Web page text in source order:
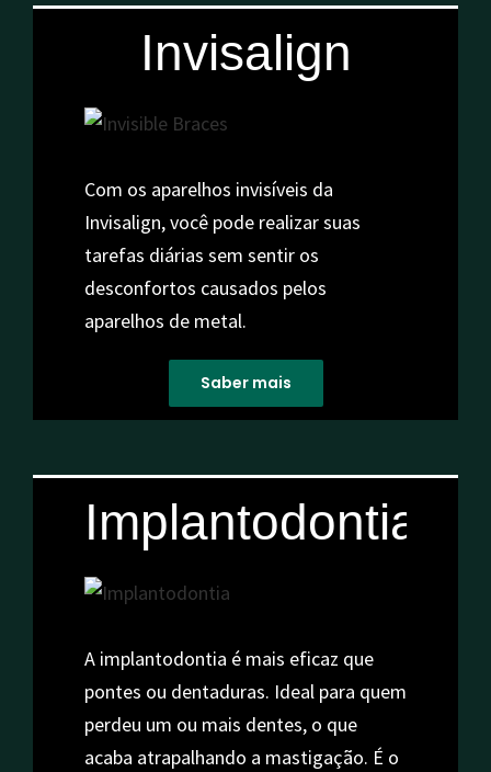
Invisalign
Com os aparelhos invisíveis da
Invisalign, você pode realizar suas
tarefas diárias sem sentir os
desconfortos causados pelos
aparelhos de metal.
Saber mais
Implantodontia
A implantodontia é mais eficaz que
pontes ou dentaduras. Ideal para quem
perdeu um ou mais dentes, o que
acaba atrapalhando a mastigação. É o